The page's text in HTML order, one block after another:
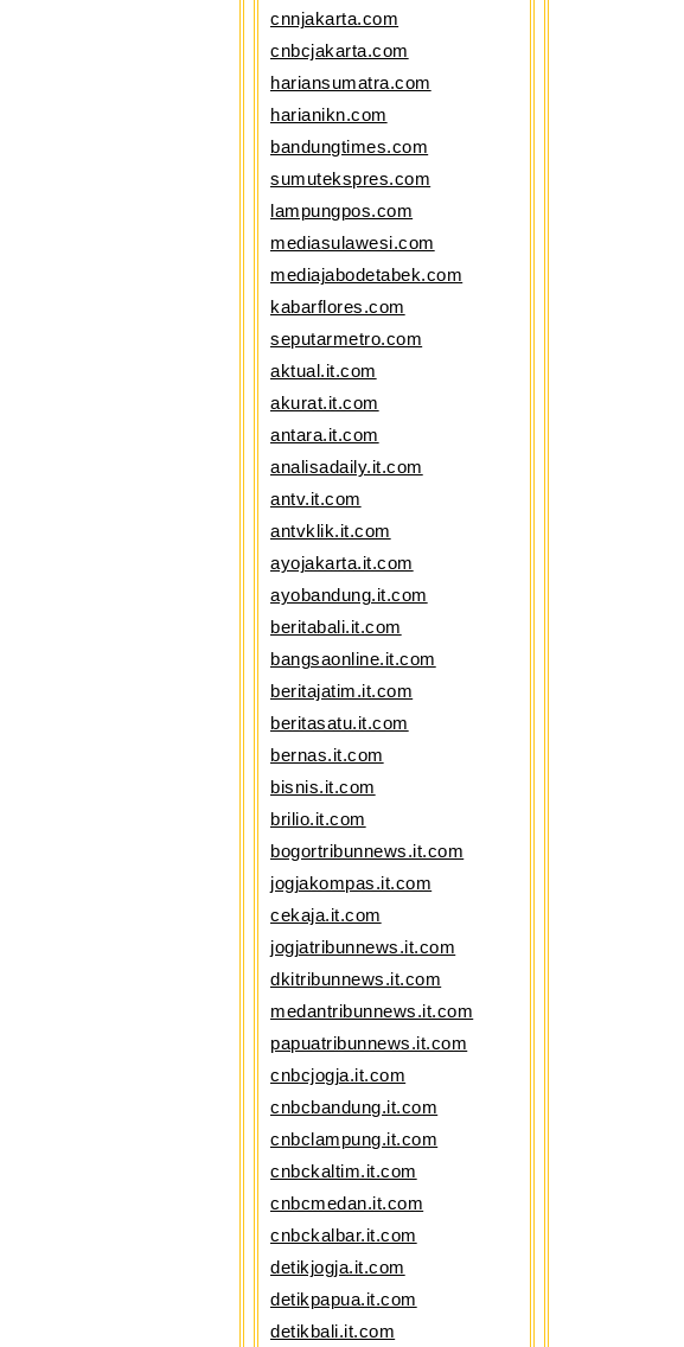
cnnjakarta.com
cnbcjakarta.com
hariansumatra.com
harianikn.com
bandungtimes.com
sumutekspres.com
lampungpos.com
mediasulawesi.com
mediajabodetabek.com
kabarflores.com
seputarmetro.com
aktual.it.com
akurat.it.com
antara.it.com
analisadaily.it.com
antv.it.com
antvklik.it.com
ayojakarta.it.com
ayobandung.it.com
beritabali.it.com
bangsaonline.it.com
beritajatim.it.com
beritasatu.it.com
bernas.it.com
bisnis.it.com
brilio.it.com
bogortribunnews.it.com
jogjakompas.it.com
cekaja.it.com
jogjatribunnews.it.com
dkitribunnews.it.com
medantribunnews.it.com
papuatribunnews.it.com
cnbcjogja.it.com
cnbcbandung.it.com
cnbclampung.it.com
cnbckaltim.it.com
cnbcmedan.it.com
cnbckalbar.it.com
detikjogja.it.com
detikpapua.it.com
detikbali.it.com